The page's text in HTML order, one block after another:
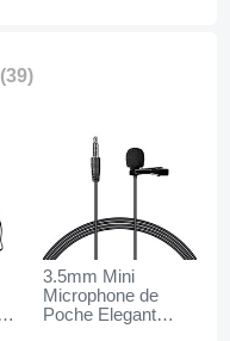
(39)
3.5mm Mini
Microphone de
Poche Elegant